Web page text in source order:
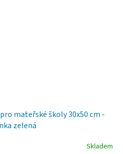
mateřské školy 30x50 cm -
zelená
Skladem